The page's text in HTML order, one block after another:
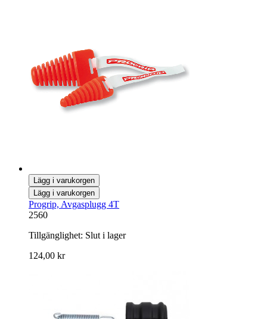
Lägg i varukorgen
Lägg i varukorgen
Progrip, Avgasplugg 4T
2560
Tillgänglighet: Slut i lager
124,00 kr